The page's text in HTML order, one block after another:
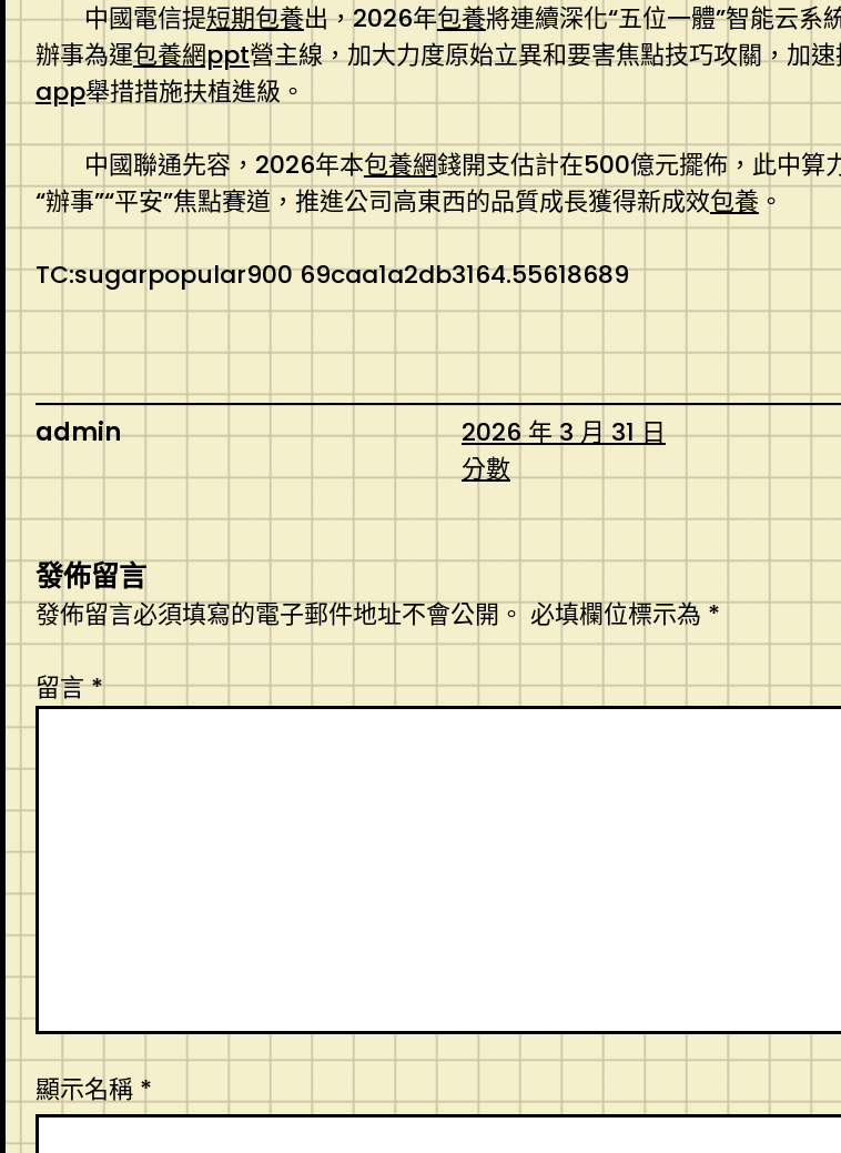
中國電信提短期包養出，2026年包養將連續深化“五位一體”智能云系
辦事為運包養網ppt營主線，加大力度原始立異和要害焦點技巧攻關，加
app舉措措施扶植進級。
中國聯通先容，2026年本包養網錢開支估計在500億元擺佈，此中算
“辦事”“平安”焦點賽道，推進公司高東西的品質成長獲得新成效包養 。
TC:sugarpopular900 69caa1a2db3164.55618689
admin
2026 年 3 月 31 日
分數
發佈留言
發佈留言必須填寫的電子郵件地址不會公開。必填欄位標示為*
留言*
顯示名稱 *